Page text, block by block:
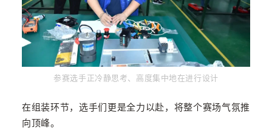
参赛选手正冷静思考、高度集中地在进行设计
在组装环节，选手们更是全力以赴，将整个赛场气氛推
向顶峰。